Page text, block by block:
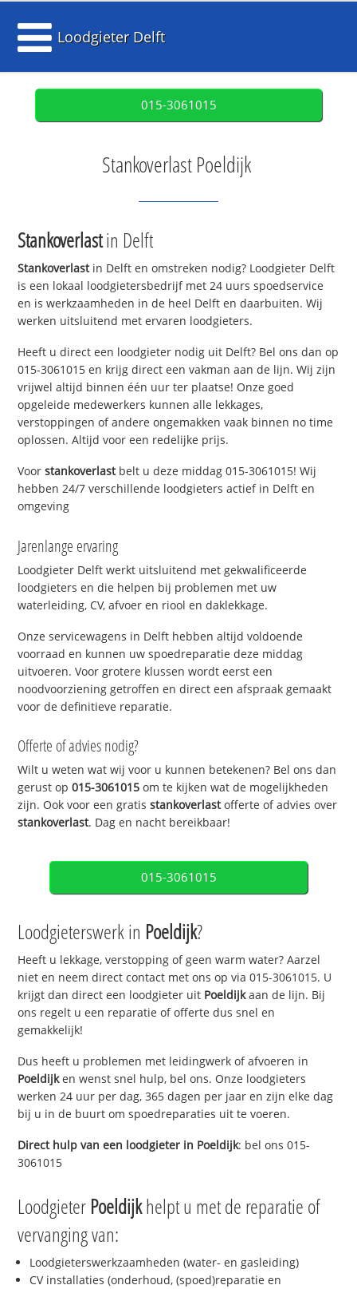
Loodgieter Delft
015-3061015
Stankoverlast Poeldijk
Stankoverlastin Delft
Stankoverlastin Delft en omstreken nodig? Loodgieter Delft
is een lokaal loodgietersbedrijf met 24 uurs spoedservice
en is werkzaamheden in de heel Delft en daarbuiten. Wij
werken uitsluitend met ervaren loodgieters.
Heeft u direct een loodgieter nodig uit Delft? Bel ons dan op
015-3061015 en krijg direct een vakman aan de lijn. Wij zijn
vrijwel altijd binnen één uur ter plaatse! Onze goed
opgeleide medewerkers kunnen alle lekkages,
verstoppingen of andere ongemakken vaak binnen no time
oplossen. Altijd voor een redelijke prijs.
Voorstankoverlastbelt u deze middag 015-3061015! Wij
hebben 24/7 verschillende loodgieters actief in Delft en
omgeving
Jarenlange ervaring
Loodgieter Delft werkt uitsluitend met gekwalificeerde
loodgieters en die helpen bij problemen met uw
waterleiding, CV, afvoer en riool en daklekkage.
Onze servicewagens in Delft hebben altijd voldoende
voorraad en kunnen uw spoedreparatie deze middag
uitvoeren. Voor grotere klussen wordt eerst een
noodvoorziening getroffen en direct een afspraak gemaakt
voor de definitieve reparatie.
Offerte of advies nodig?
Wilt u weten wat wij voor u kunnen betekenen? Bel ons dan
gerust op015-3061015 om te kijken wat de mogelijkheden
zijn. Ook voor een gratisstankoverlastofferte of advies over
stankoverlast. Dag en nacht bereikbaar!
015-3061015
Loodgieterswerk in Poeldijk?
Heeft u lekkage, verstopping of geen warm water? Aarzel
niet en neem direct contact met ons op via 015-3061015. U
krijgt dan direct een loodgieter uit Poeldijkaan de lijn. Bij
ons regelt u een reparatie of offerte dus snel en
gemakkelijk!
Dus heeft u problemen met leidingwerk of afvoeren in
Poeldijken wenst snel hulp, bel ons. Onze loodgieters
werken 24 uur per dag, 365 dagen per jaar en zijn elke dag
bij u in de buurt om spoedreparaties uit te voeren.
Direct hulp van een loodgieter in Poeldijk: bel ons 015-
3061015
Loodgieter Poeldijkhelpt u met de reparatie of
vervanging van:
Loodgieterswerkzaamheden (water- en gasleiding)
CV installaties (onderhoud, (spoed)reparatie en